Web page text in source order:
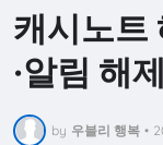
캐시노트
·알림 해
by 우블리 행복 •